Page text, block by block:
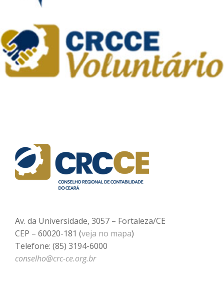
Av. da Universidade, 3057 – Fortaleza/CE
CEP – 60020-181 (veja no mapa)
Telefone: (85) 3194-6000
conselho@crc-ce.org.br